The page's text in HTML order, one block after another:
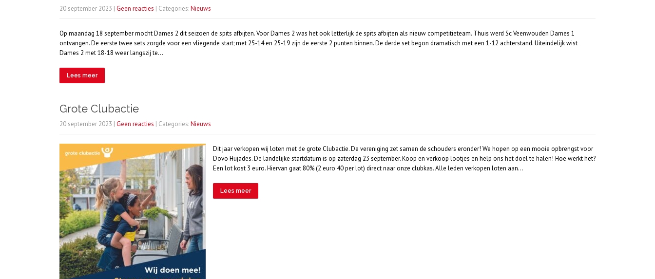
20 september 2023 | Geen reacties | Categories:Nieuws
Op maandag 18 september mocht Dames 2 dit seizoen de spits afbijten. Voor Dames 2 was het ook letterlijk de spits afbijten als nieuw competitieteam. Thuis werd Sc Veenwouden Dames 1
ontvangen. De eerste twee sets zorgde voor een vliegende start; met 25-14 en 25-19 zijn de eerste 2 punten binnen. De derde set begon dramatisch met een 1-12 achterstand. Uiteindelijk wist
Dames 2 met 18-18 weer langszij te…
Lees meer
Grote Clubactie
20 september 2023 | Geen reacties | Categories:Nieuws
Dit jaar verkopen wij loten met de grote Clubactie. De vereniging zet samen de schouders eronder! We hopen op een mooie opbrengst voor
Dovo Hujades. De landelijke startdatum is op zaterdag 23 september. Koop en verkoop lootjes en help ons het doel te halen! Hoe werkt het?
Een lot kost 3 euro. Hiervan gaat 80% (2 euro 40 per lot) direct naar onze clubkas. Alle leden verkopen loten aan…
Lees meer